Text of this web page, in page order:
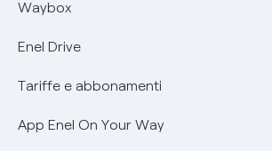
Informativa Privacy AI
Offerta Tutela Vulnerabilità Gas
Mobilità Elettrica
Phishing e truffe online
Verifica chi ti ha chiamato
Waybox
Enel Drive
Tariffe e abbonamenti
App Enel On Your Way